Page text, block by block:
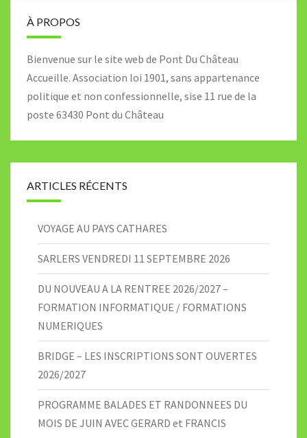
À PROPOS
Bienvenue sur le site web de Pont Du Château
Accueille. Association loi 1901, sans appartenance
politique et non confessionnelle, sise 11 rue de la
poste 63430 Pont du Château
ARTICLES RÉCENTS
VOYAGE AU PAYS CATHARES
SARLERS VENDREDI 11 SEPTEMBRE 2026
DU NOUVEAU A LA RENTREE 2026/2027 –
FORMATION INFORMATIQUE / FORMATIONS
NUMERIQUES
BRIDGE – LES INSCRIPTIONS SONT OUVERTES
2026/2027
PROGRAMME BALADES ET RANDONNEES DU
MOIS DE JUIN AVEC GERARD et FRANCIS